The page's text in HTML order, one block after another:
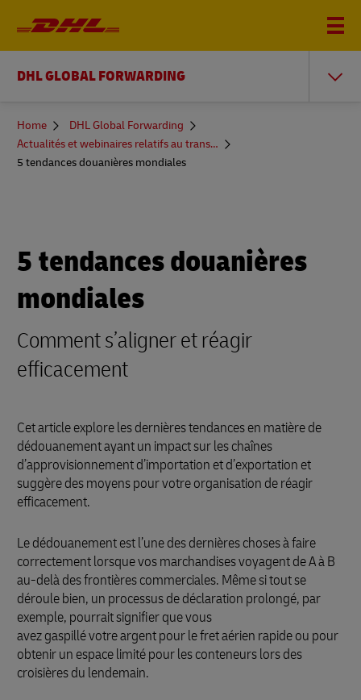
DHL GLOBAL FORWARDING
You
here
Home
DHL Global Forwarding
Actualités et webinaires relatifs au transit de fret
5 tendances douanières mondiales
5 tendances douanières
mondiales
Comment s’aligner et réagir
efficacement
Cet article explore les dernières tendances en matière de
dédouanement ayant un impact sur les chaînes
d’approvisionnement d’importation et d’exportation et
suggère des moyens pour votre organisation de réagir
efficacement.
Le dédouanement est l’une des dernières choses à faire
correctement lorsque vos marchandises voyagent de A à B
au-delà des frontières commerciales. Même si tout se
déroule bien, un processus de déclaration prolongé, par
exemple, pourrait signifier que vous
avez gaspillé votre argent pour le fret aérien rapide ou pour
obtenir un espace limité pour les conteneurs lors des
croisières du lendemain.